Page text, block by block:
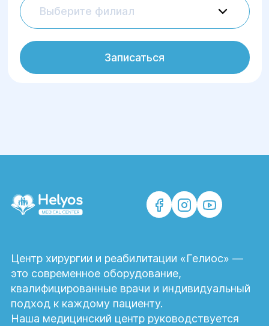
Выберите филиал
Записаться
Центр хирургии и реабилитации «Гелиос» —
это современное оборудование,
квалифицированные врачи и индивидуальный
подход к каждому пациенту.
Наша медицинский центр руководствуется